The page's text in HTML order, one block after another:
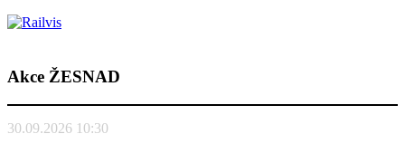
Akce ŽESNAD
30.09.2026 10:30